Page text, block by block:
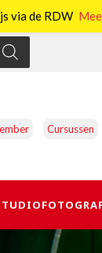
Cursussen
via de RDW